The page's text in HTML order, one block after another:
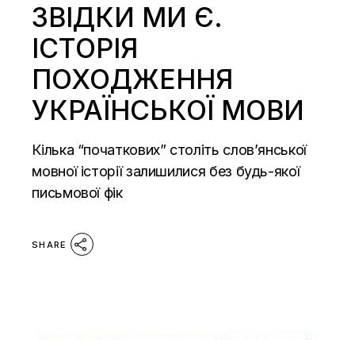
ЗВІДКИ МИ Є.
ІСТОРІЯ
ПОХОДЖЕННЯ
УКРАЇНСЬКОЇ МОВИ
Кілька “початкових” століть слов’янської
мовної історії залишилися без будь-якої
письмової фік
SHARE